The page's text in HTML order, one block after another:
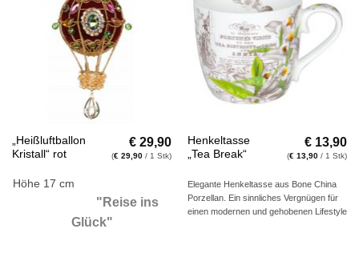
Wunschliste
„Heißluftballon
Kristall“ rot
€ 29,90
(€ 29,90 / 1 Stk)
Höhe 17 cm
" Reise ins
Glück"
Auf die
Wunschliste
Henkeltasse
„Tea Break“
€ 13,90
(€ 13,90 / 1 Stk)
Elegante Henkeltasse aus Bone China
Porzellan. Ein sinnliches Vergnügen für
einen modernen und gehobenen Lifestyle